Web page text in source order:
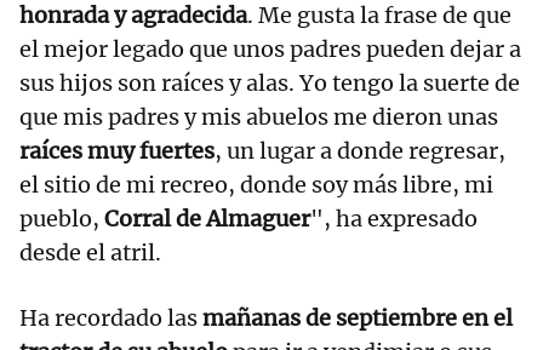
honrada y agradecida. Me gusta la frase de que
el mejor legado que unos padres pueden dejar a
sus hijos son raíces y alas. Yo tengo la suerte de
que mis padres y mis abuelos me dieron unas
raíces muy fuertes, un lugar a donde regresar,
el sitio de mi recreo, donde soy más libre, mi
pueblo, Corral de Almaguer", ha expresado
desde el atril.
Ha recordado lasmañanas de septiembre en el